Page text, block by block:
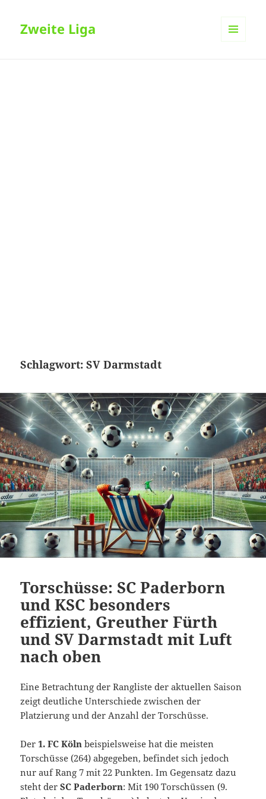
Zweite Liga
Schlagwort:SV Darmstadt
Torschüsse: SC Paderborn
und KSC besonders
effizient, Greuther Fürth
und SV Darmstadt mit Luft
nach oben
Eine Betrachtung der Rangliste der aktuellen Saison
zeigt deutliche Unterschiede zwischen der
Platzierung und der Anzahl der Torschüsse.
Der1. FC Köln beispielsweise hat die meisten
Torschüsse (264) abgegeben, befindet sich jedoch
nur auf Rang 7 mit 22 Punkten. Im Gegensatz dazu
steht derSC Paderborn: Mit 190 Torschüssen (9.